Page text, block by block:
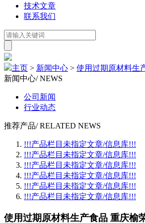
技术文章
联系我们
主页 > 新闻中心 > 使用过期原材料生
新闻中心/ NEWS
公司新闻
行业动态
推荐产品/ RELATED NEWS
!!!产品栏目未指定文章/信息库!!!
!!!产品栏目未指定文章/信息库!!!
!!!产品栏目未指定文章/信息库!!!
!!!产品栏目未指定文章/信息库!!!
!!!产品栏目未指定文章/信息库!!!
!!!产品栏目未指定文章/信息库!!!
使用过期原材料生产食品 重庆榆